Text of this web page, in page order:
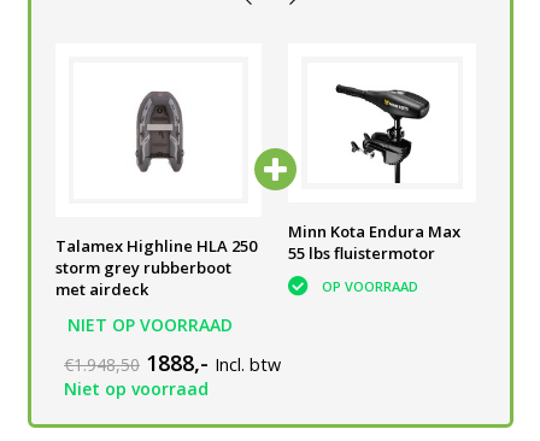
Talamex Highline HLA 250
storm grey rubberboot
met airdeck
NIET OP VOORRAAD
12.6V10A li-ion
Outdoorbox AV
Minn Kota Endura Max
55 lbs fluistermotor
OP VOORRAAD
€1.948,50 1888,- Incl. btw
Niet op voorraad